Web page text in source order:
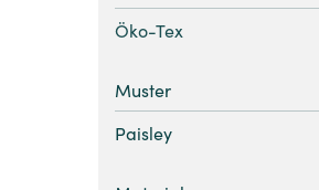
Öko-Tex
Muster
Paisley